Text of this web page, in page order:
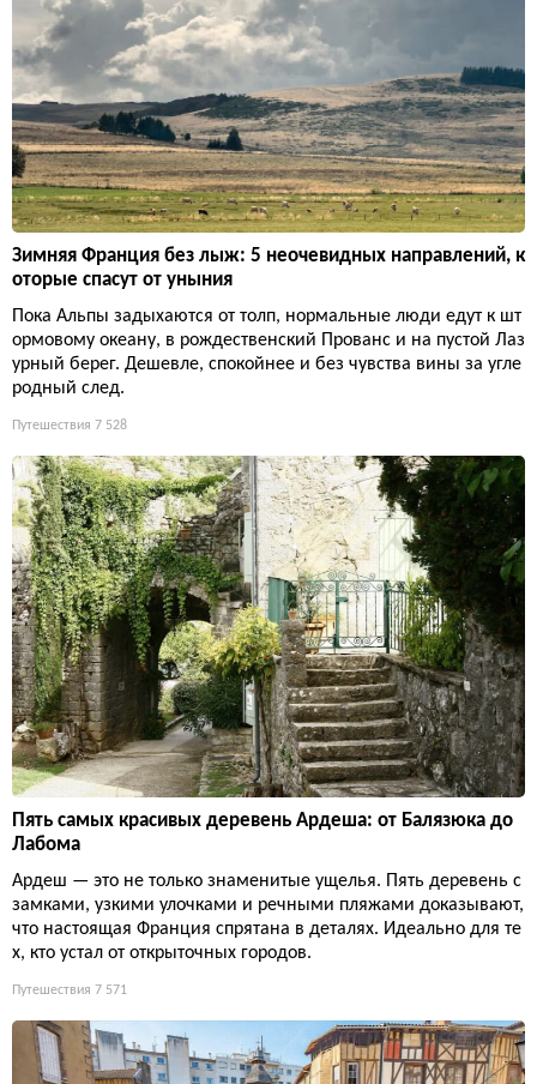
Зимняя Франция без лыж: 5 неочевидных направлений, к
оторые спасут от уныния
Пока Альпы задыхаются от толп, нормальные люди едут к шт
ормовому океану, в рождественский Прованс и на пустой Лаз
урный берег. Дешевле, спокойнее и без чувства вины за угле
родный след.
Путешествия 7 528
Пять самых красивых деревень Ардеша: от Балязюка до
Лабома
Ардеш — это не только знаменитые ущелья. Пять деревень с
замками, узкими улочками и речными пляжами доказывают,
что настоящая Франция спрятана в деталях. Идеально для те
х, кто устал от открыточных городов.
Путешествия 7 571